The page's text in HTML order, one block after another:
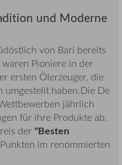
und Moderne
von Bari bereits
Pioniere in der
ersten Ölerzeuger, die
haben.Die De
jährlich
für ihre Produkte ab.
der "Besten
im renommierten